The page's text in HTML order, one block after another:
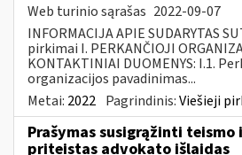
Web turinio sąrašas 2022-09-07
INFORMACIJA APIE SUDARYTAS
pirkimai I. PERKANČIOJI
KONTAKTINIAI DUOMENYS: I.1.
organizacijos pavadinimas...
Metai: 2022 Pagrindinis:Viešieji
Prašymas susigrąžinti teismo
priteistas advokato išlaidas